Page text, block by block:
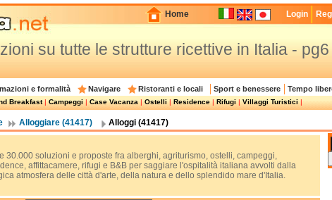
Home Login
su tutte le strutture ricettive in Italia - pg6
e formalità Navigare Ristoranti e locali Sport e benessere Tempo
Breakfast|Campeggi|Case Vacanza|Ostelli|Residence|Rifugi|Villaggi Turistici|
Alloggiare (41417) Alloggi (41417)
30.000 soluzioni e proposte fra alberghi, agriturismo, ostelli, campeggi,
affittacamere, rifugi e B&B per saggiare l'ospitalità italiana avvolti dalla
atmosfera delle città d'arte, della natura e dello splendido mare d'Italia.